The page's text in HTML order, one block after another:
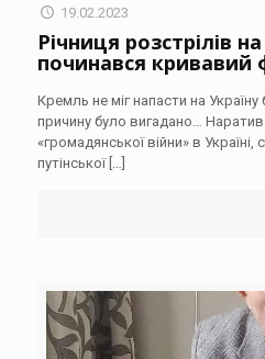
19.02.2023
Річниця розстрілів
починався кривавий
Кремль не міг напасти на
причину було вигадано…
«громадянської війни» в
путінської[…]